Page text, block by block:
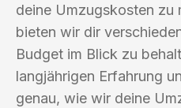
deine Umzugskosten zu
bieten wir dir
Budget im Blick zu
langjährigen Erfahrung
genau, wie wir deine